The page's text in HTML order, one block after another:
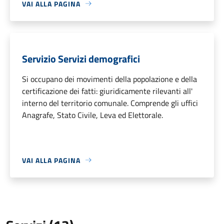
VAI ALLA PAGINA
Servizio Servizi demografici
Si occupano dei movimenti della popolazione e della
certificazione dei fatti: giuridicamente rilevanti all'
interno del territorio comunale. Comprende gli uffici
Anagrafe, Stato Civile, Leva ed Elettorale.
VAI ALLA PAGINA